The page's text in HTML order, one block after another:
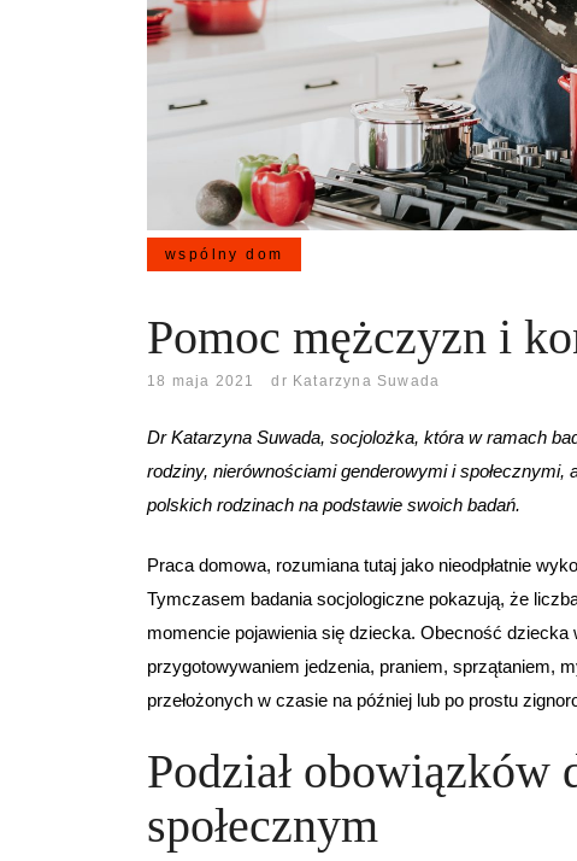
wspólny dom
Pomoc mężczyzn i
18 maja 2021 dr Katarzyna Suwada
Dr Katarzyna Suwada, socjolożka, która w ramach
rodziny, nierównościami genderowymi i
polskich rodzinach na podstawie swoich badań.
Praca domowa, rozumiana tutaj jako nieodpłatnie
Tymczasem badania socjologiczne pokazują, że
momencie pojawienia się dziecka. Obecność
przygotowywaniem jedzenia, praniem, sprzątaniem,
przełożonych w czasie na później lub po prostu
Podział
społecznym